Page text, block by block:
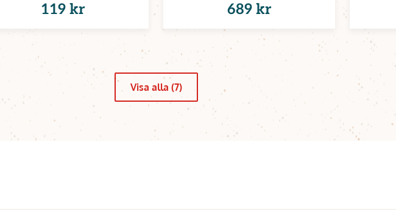
119 kr 689 kr
Visa alla (7)